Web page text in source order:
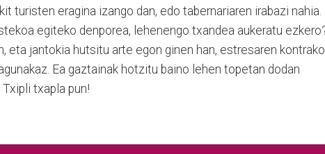
turisten eragina izango dan, edo tabernariaren irabazi nahia.
egiteko denporea, lehenengo txandea aukeratu
eta jantokia hutsitu arte egon ginen han, estresaren kontrako
Ea gaztainak hotzitu baino lehen topetan dodan
txapla pun!